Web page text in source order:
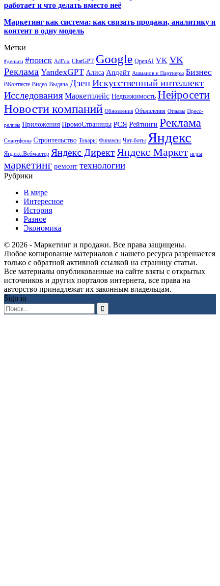
работает и что делать вместо неё
Маркетинг как система: как связать продажи, аналитику и
контент в одну модель
Метки
#деньги #поиск AdFox ChatGPT Google OpenAI VK VK
Реклама YandexGPT Алиса Апдейт Ашманов и Партнеры Бизнес
ВКонтакте Видео Выдача ДзенИскусственный интеллект
Исследования Маркетплейс Недвижимость Нейросети
Новости компаний Обновления Объявления Отзывы Пресс-
релизы Приложения ПромоСтраницы РСЯ Рейтинги Реклама
Смартфоны Строительство Товары Финансы Чат-боты Яндекс
Яндекс.Вебмастер Яндекс Директ Яндекс Маркет игры
маркетинг ремонт технологии
Рубрики
В мире
Интересное
История
Разное
Экономика
© 2026 - Маркетинг и продажи. Все права защищены.
Любое копирование материалов с нашего ресурса разрешается
только с обратной активной ссылкой на страницу статьи.
Все материалы опубликованные на сайте взяты с открытых
источников и других порталов интернета, все права на
авторство принадлежат их законным владельцам.
Sign in